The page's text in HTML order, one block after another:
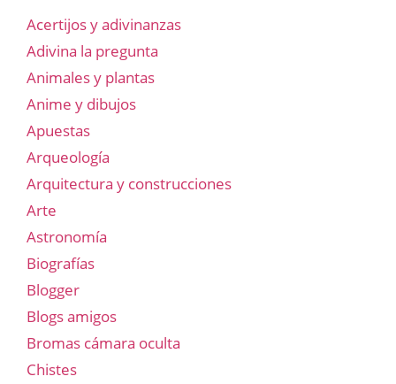
Acertijos y adivinanzas
Adivina la pregunta
Animales y plantas
Anime y dibujos
Apuestas
Arqueología
Arquitectura y construcciones
Arte
Astronomía
Biografías
Blogger
Blogs amigos
Bromas cámara oculta
Chistes